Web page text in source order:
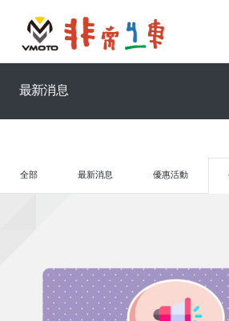
最新消息
全部 最新消息 優惠活動